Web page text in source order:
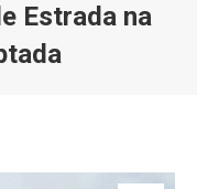
Estrada na